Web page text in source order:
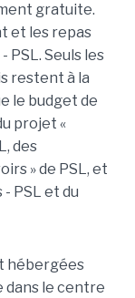
gratuite.
et les repas
PSL. Seuls les
restent à la
le budget de
projet «
des
» de PSL, et
- PSL et du
hébergées
dans le centre